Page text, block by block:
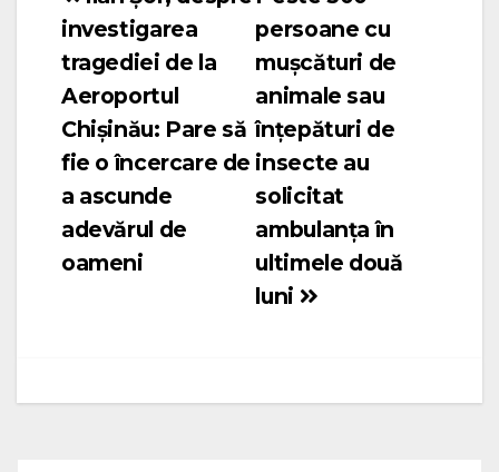
în
articole
persoane cu
mușcături de
animale sau
înțepături de
insecte au
solicitat
ambulanța în
ultimele două
luni
investigarea
tragediei de la
Aeroportul
Chișinău: Pare să
fie o încercare de
a ascunde
adevărul de
oameni